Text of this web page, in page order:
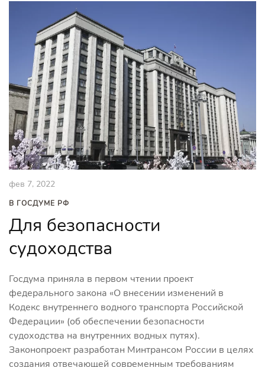
фев 7, 2022
В ГОСДУМЕ РФ
Для безопасности
судоходства
Госдума приняла в первом чтении проект
федерального закона «О внесении изменений в
Кодекс внутреннего водного транспорта Российской
Федерации» (об обеспечении безопасности
судоходства на внутренних водных путях).
Законопроект разработан Минтрансом России в целях
создания отвечающей современным требованиям